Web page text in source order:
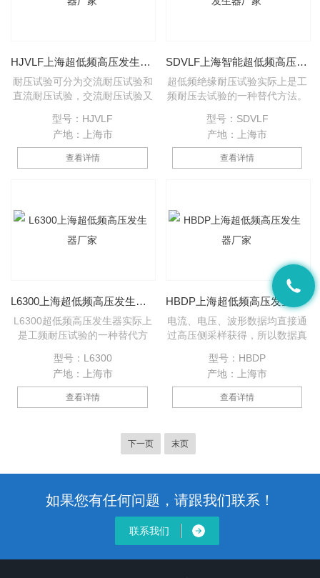
HJVLF上海超低频高压发生器厂家
耐压试验可分为交流耐压试验和
直流耐压试验，交流耐压试验又
频测试技术，其中0.1Hz超低频
技术是技术，是当前电工委员会
推荐的技术。它适用于绝缘等值
电容较大的电气设备（例如：电
合2004年国家新颁布电力行业标
准《超低频高压发生器通用技术
条件 DL/T849.4-2004》要求。
型号：HJVLF
产地：上海市
查看详情
SDVLF上海智能超低频高压发生器厂家
超低频绝缘耐压试验实际上是工
频耐压去试验的一种替代方法。
缆等试品进行工频耐压试验时，
由于它们的绝缘层呈现较大的电
容量，所以需要很大容量的试验
变压器或谐振变压器。这样一些
型号：SDVLF
产地：上海市
查看详情
L6300上海超低频高压发生器厂家
L6300超低频高压发生器实际上
是工频耐压试验的一种替代方
旋转电机、电力电容器的交流耐
压试验。
型号：L6300
产地：上海市
查看详情
电流、电压、波形数据均直接通
过高压侧采样获得，所以数据真
过所设定的限压值时，仪器将停
机保护，动作时间小于２０毫
秒。 过流保护：设计为高低压双
重保护，高压侧可按设定值进行
定电流时将进行停机保护，动作
时间都小于20毫秒。 高压输出
型号：HBDP
产地：上海市
查看详情
下一页 末页
如果您有任何问题，请跟我们联系！
联系我们